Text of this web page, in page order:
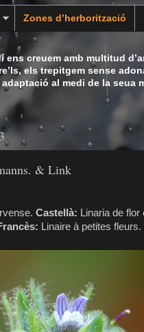
Zones d’herborització
ens creuem amb multitud
els trepitgem sense
al medi de la
& Link
Castellà: Linaria de flor
Linaire à petites fleurs.